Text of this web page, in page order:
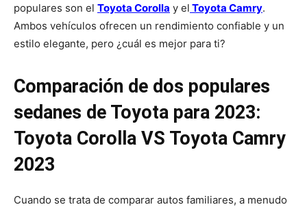
populares son el Toyota Corolla y el Toyota Camry.
Ambos vehículos ofrecen un rendimiento confiable y un
estilo elegante, pero ¿cuál es mejor para ti?
Comparación de dos populares
sedanes de Toyota para 2023:
Toyota Corolla VS Toyota Camry
2023
Cuando se trata de comparar autos familiares, a menudo